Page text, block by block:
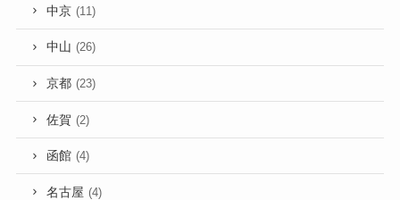
中京 (11)
中山 (26)
京都 (23)
佐賀 (2)
函館 (4)
名古屋 (4)